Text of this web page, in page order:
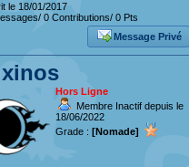
le 18/01/2017
0 Contributions/ 0 Pts
Message Privé
Hors Ligne
Membre Inactif depuis le
18/06/2022
Grade : [Nomade]